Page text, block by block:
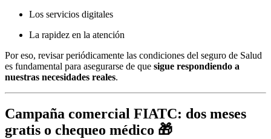
Los servicios digitales
La rapidez en la atención
Por eso, revisar periódicamente las condiciones del seguro de Salud
es fundamental para asegurarse de que sigue respondiendo a
nuestras necesidades reales.
Campaña comercial FIATC: dos meses
gratis o chequeo médico 🎁